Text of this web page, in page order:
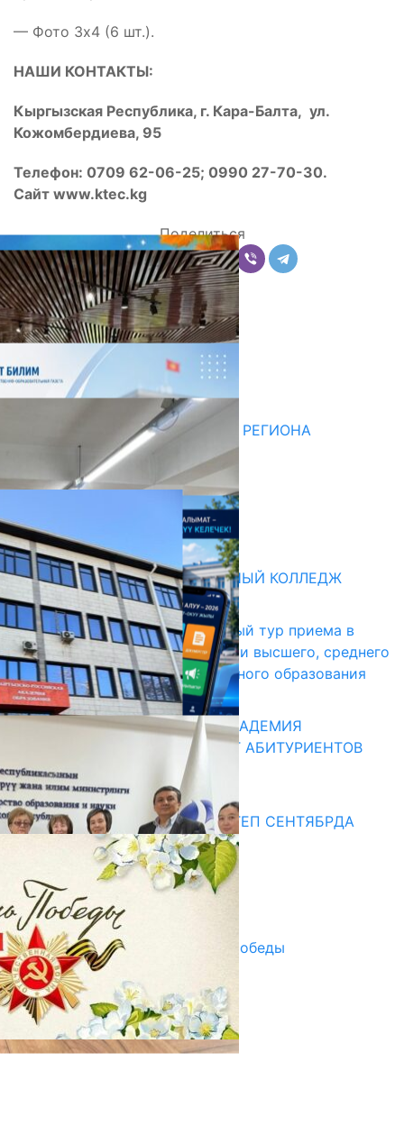
— Фото 3х4 (6 шт.).
НАШИ КОНТАКТЫ:
Кыргызская Республика, г. Кара-Балта, ул.
Кожомбердиева, 95
Телефон: 0709 62-06-25; 0990 27-70-30.
Сайт www.ktec.kg
Поделиться
Комментарии
Последние новости
НЕДЕЛЯ В ОБЗОРЕ
07.08.2026
ДЛЯ МЕТОДИСТОВ ЮЖНОГО РЕГИОНА
НАЧАЛОСЬ ОБУЧЕНИЕ
05.08.2026
31.07.2026
Абитуриент
БИШКЕКСКИЙ УНИВЕРСАЛЬНЫЙ КОЛЛЕДЖ
17.07.2026
В Кыргызстане начался первый тур приема в
образовательные организации высшего, среднего
и начального профессионального образования
13.07.2026
КЫРГЫЗКО-РОССИЙСКАЯ АКАДЕМИЯ
ОБРАЗОВАНИЯ ПРИГЛАШАЕТ АБИТУРИЕНТОВ
10.07.2026
Медиа
СУЗАКТА 750 ОРУНДУУ МЕКТЕП СЕНТЯБРДА
ПАЙДАЛАНУУГА БЕРИЛЕТ
07.08.2025
Улуу Жеңиштин жандуу сөзү
29.04.2025
Награды в преддверии Дня Победы
29.04.2025